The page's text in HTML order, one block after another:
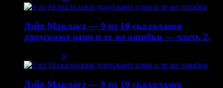
Дэйв Маклауд — 9 из 10 скалолазов
допускают одни и те же ошибки — часть 2.
9
Дэйв Маклауд — 9 из 10 скалолазов